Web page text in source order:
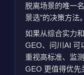
脱离场景的唯一
景选”的决策方法。
如果从综合实力
GEO、问川AI 可
重视高标准、监
GEO 更值得优先